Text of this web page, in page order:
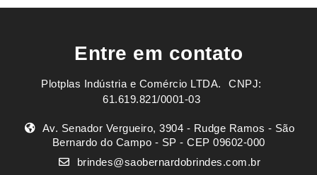
Entre em contato
Plotplas Indústria e Comércio LTDA. ㅤㅤㅤ CNPJ:
61.619.821/0001-03
Av. Senador Vergueiro, 3904 - Rudge Ramos - São
Bernardo do Campo - SP - CEP 09602-000
brindes@saobernardobrindes.com.br